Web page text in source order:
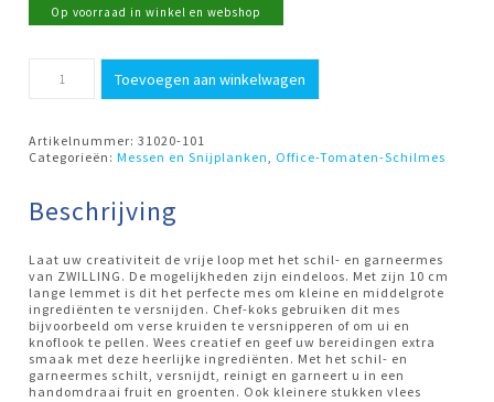
€64,99.€51,99.
Op voorraad in winkel en webshop
10cm
Toevoegen aan winkelwagen
Artikelnummer:31020-101
Categorieën:Messen en Snijplanken Office-Tomaten-Schilmes
Beschrijving
Laat uw creativiteit de vrije loop met het schil- en garneermes
van ZWILLING. De mogelijkheden zijn eindeloos. Met zijn 10 cm
lange lemmet is dit het perfecte mes om kleine en middelgrote
ingrediënten te versnijden. Chef-koks gebruiken dit mes
bijvoorbeeld om verse kruiden te versnipperen of om ui en
knoflook te pellen. Wees creatief en geef uw bereidingen extra
smaak met deze heerlijke ingrediënten. Met het schil- en
garneermes schilt, versnijdt, reinigt en garneert u in een
handomdraai fruit en groenten. Ook kleinere stukken vlees